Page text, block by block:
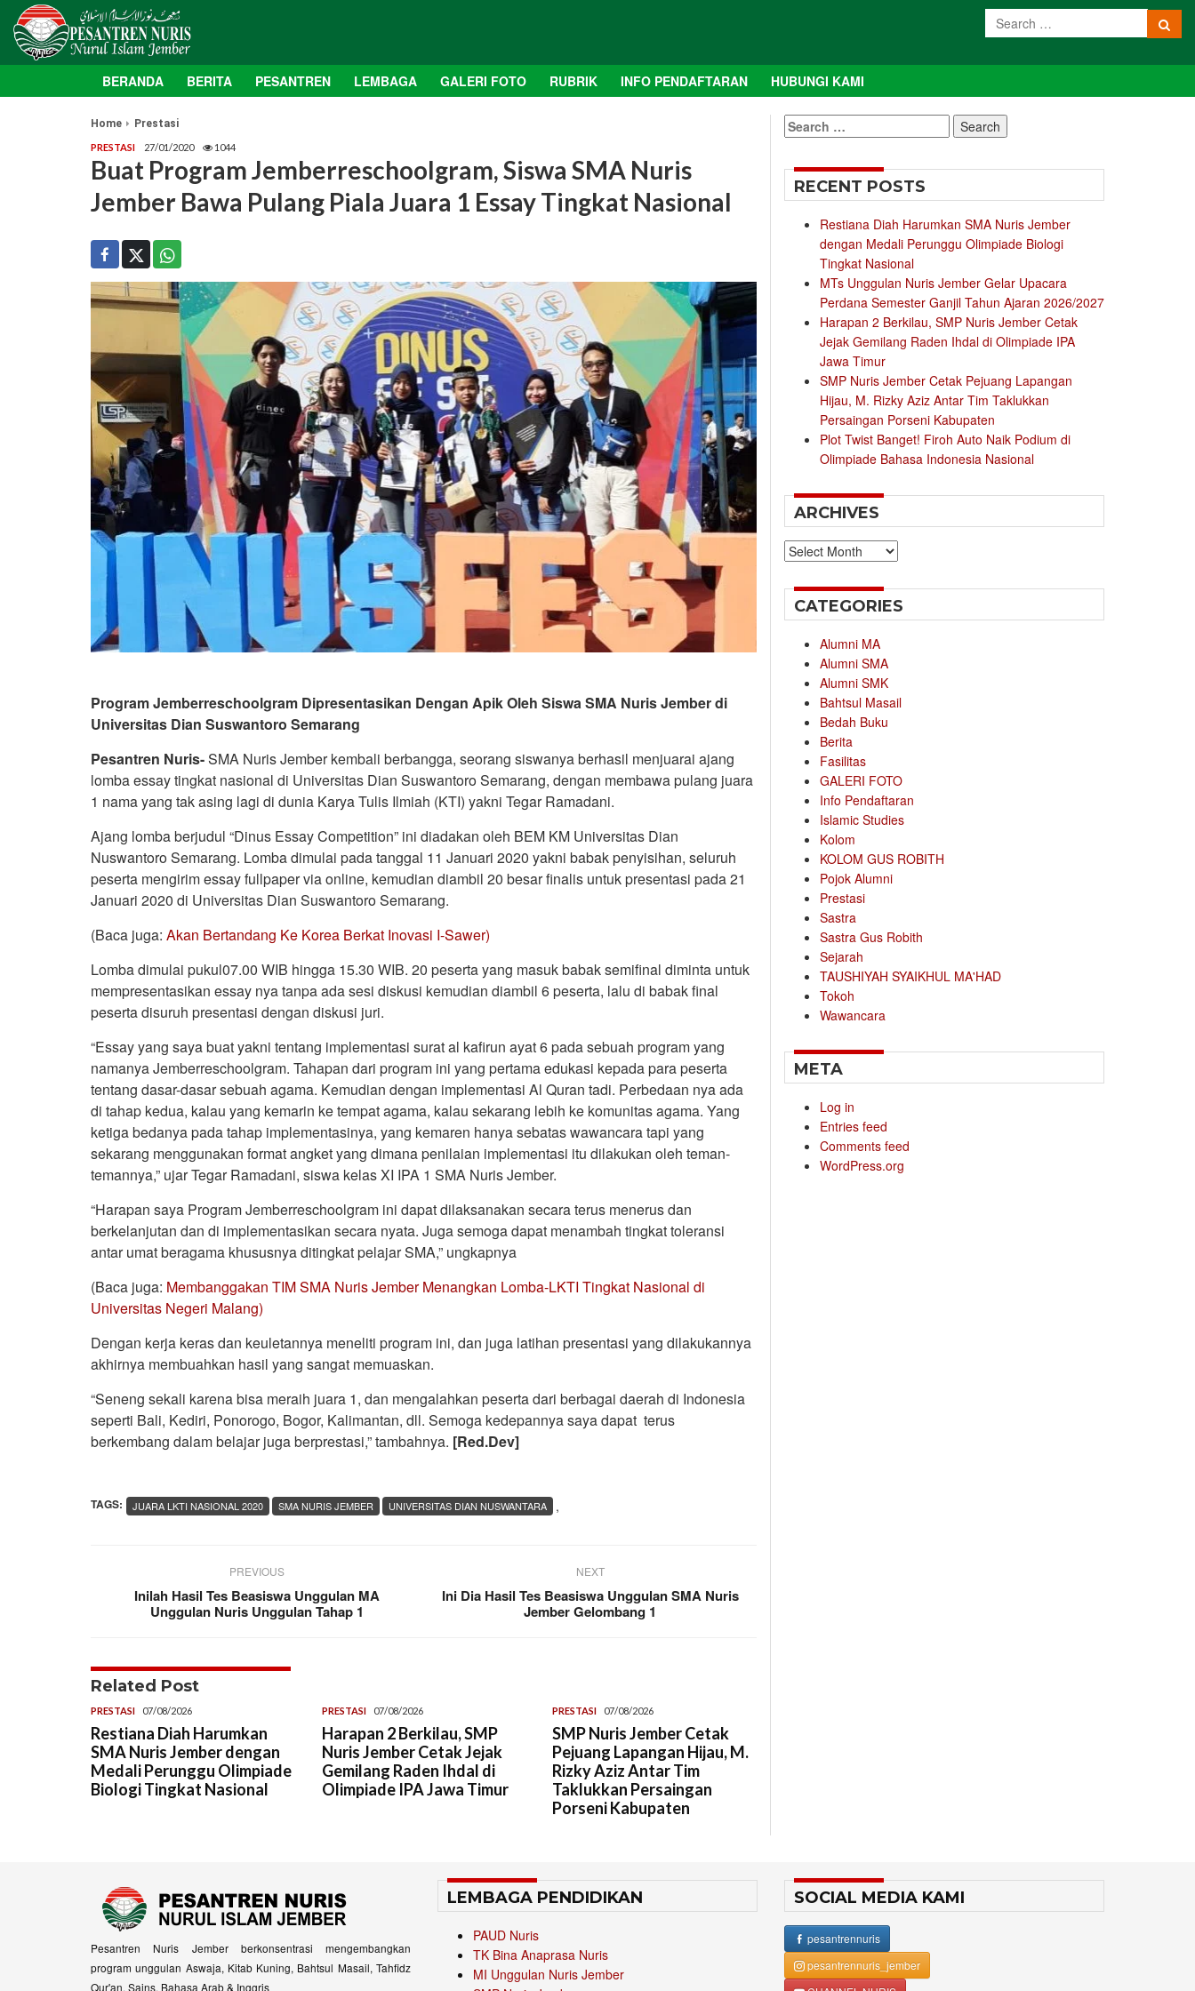
BERANDA BERITA PESANTREN LEMBAGA GALERI FOTO RUBRIK INFO PENDAFTARAN HUBUNGI KAMI
Home Prestasi
PRESTASI 27/01/2020 1044
Buat Program Jemberreschoolgram, Siswa SMA Nuris
Jember Bawa Pulang Piala Juara 1 Essay Tingkat Nasional
Program Jemberreschoolgram Dipresentasikan Dengan Apik Oleh Siswa SMA Nuris Jember di
Universitas Dian Suswantoro Semarang
Pesantren Nuris-SMA Nuris Jember kembali berbangga, seorang siswanya berhasil menjuarai ajang
lomba essay tingkat nasional di Universitas Dian Suswantoro Semarang, dengan membawa pulang juara
1 nama yang tak asing lagi di dunia Karya Tulis Ilmiah (KTI) yakni Tegar Ramadani.
Ajang lomba berjudul “Dinus Essay Competition” ini diadakan oleh BEM KM Universitas Dian
Nuswantoro Semarang. Lomba dimulai pada tanggal 11 Januari 2020 yakni babak penyisihan, seluruh
peserta mengirim essay fullpaper via online, kemudian diambil 20 besar finalis untuk presentasi pada 21
Januari 2020 di Universitas Dian Suswantoro Semarang.
(Baca juga: Akan Bertandang Ke Korea Berkat Inovasi I-Sawer)
Lomba dimulai pukul07.00 WIB hingga 15.30 WIB. 20 peserta yang masuk babak semifinal diminta untuk
mempresentasikan essay nya tanpa ada sesi diskusi kemudian diambil 6 peserta, lalu di babak final
peserta disuruh presentasi dengan diskusi juri.
“Essay yang saya buat yakni tentang implementasi surat al kafirun ayat 6 pada sebuah program yang
namanya Jemberreschoolgram. Tahapan dari program ini yang pertama edukasi kepada para peserta
tentang dasar-dasar sebuah agama. Kemudian dengan implementasi Al Quran tadi. Perbedaan nya ada
di tahap kedua, kalau yang kemarin ke tempat agama, kalau sekarang lebih ke komunitas agama. Yang
ketiga bedanya pada tahap implementasinya, yang kemaren hanya sebatas wawancara tapi yang
sekarang menggunakan format angket yang dimana penilaian implementasi itu dilakukan oleh teman-
temannya,” ujar Tegar Ramadani, siswa kelas XI IPA 1 SMA Nuris Jember.
“Harapan saya Program Jemberreschoolgram ini dapat dilaksanakan secara terus menerus dan
berkelanjutan dan di implementasikan secara nyata. Juga semoga dapat menambah tingkat toleransi
antar umat beragama khususnya ditingkat pelajar SMA,” ungkapnya
(Baca juga: Membanggakan TIM SMA Nuris Jember Menangkan Lomba-LKTI Tingkat Nasional di
Universitas Negeri Malang)
Dengan kerja keras dan keuletannya meneliti program ini, dan juga latihan presentasi yang dilakukannya
akhirnya membuahkan hasil yang sangat memuaskan.
“Seneng sekali karena bisa meraih juara 1, dan mengalahkan peserta dari berbagai daerah di Indonesia
seperti Bali, Kediri, Ponorogo, Bogor, Kalimantan, dll. Semoga kedepannya saya dapat terus
berkembang dalam belajar juga berprestasi,” tambahnya. [Red.Dev]
TAGS: ,
JUARA LKTI NASIONAL 2020 SMA NURIS JEMBER UNIVERSITAS DIAN NUSWANTARA
PREVIOUS
Inilah Hasil Tes Beasiswa Unggulan MA
Unggulan Nuris Unggulan Tahap 1
NEXT
Ini Dia Hasil Tes Beasiswa Unggulan SMA Nuris
Jember Gelombang 1
Related Post
PRESTASI 07/08/2026
Restiana Diah Harumkan
SMA Nuris Jember dengan
Medali Perunggu Olimpiade
Biologi Tingkat Nasional
PRESTASI 07/08/2026
Harapan 2 Berkilau, SMP
Nuris Jember Cetak Jejak
Gemilang Raden Ihdal di
Olimpiade IPA Jawa Timur
PRESTASI 07/08/2026
SMP Nuris Jember Cetak
Pejuang Lapangan Hijau, M.
Rizky Aziz Antar Tim
Taklukkan Persaingan
Porseni Kabupaten
Search
for:
RECENT POSTS
Restiana Diah Harumkan SMA Nuris Jember
dengan Medali Perunggu Olimpiade Biologi
Tingkat Nasional
MTs Unggulan Nuris Jember Gelar Upacara
Perdana Semester Ganjil Tahun Ajaran 2026/2027
Harapan 2 Berkilau, SMP Nuris Jember Cetak
Jejak Gemilang Raden Ihdal di Olimpiade IPA
Jawa Timur
SMP Nuris Jember Cetak Pejuang Lapangan
Hijau, M. Rizky Aziz Antar Tim Taklukkan
Persaingan Porseni Kabupaten
Plot Twist Banget! Firoh Auto Naik Podium di
Olimpiade Bahasa Indonesia Nasional
ARCHIVES
Archives
CATEGORIES
Alumni MA
Alumni SMA
Alumni SMK
Bahtsul Masail
Bedah Buku
Berita
Fasilitas
GALERI FOTO
Info Pendaftaran
Islamic Studies
Kolom
KOLOM GUS ROBITH
Pojok Alumni
Prestasi
Sastra
Sastra Gus Robith
Sejarah
TAUSHIYAH SYAIKHUL MA'HAD
Tokoh
Wawancara
META
Log in
Entries feed
Comments feed
WordPress.org
Pesantren Nuris Jember berkonsentrasi mengembangkan
program unggulan Aswaja, Kitab Kuning, Bahtsul Masail, Tahfidz
Qur'an, Sains, Bahasa Arab & Inggris
LEMBAGA PENDIDIKAN
PAUD Nuris
TK Bina Anaprasa Nuris
MI Unggulan Nuris Jember
SOCIAL MEDIA KAMI
pesantrennuris
pesantrennuris_jember